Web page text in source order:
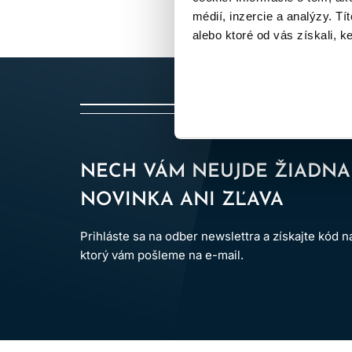
médií, inzercie a analýzy.
alebo ktoré od vás získali,
pri ďalšej úprave. Darčeková
Jemné vlasy sa ľahko zaťažia, preto
nemusia byť ideálne, hoci majú
Ak má obdarovaná dlhé jemné vlasy
NECH VÁM NEUJDE ŽIADNA
NOVINKA ANI ZĽAVA
Prihláste sa na odber newslettra a získajte kód
ktorý vám pošleme na e-mail.